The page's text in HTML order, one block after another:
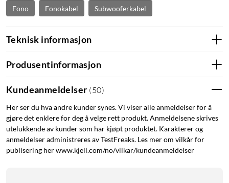
Fono Fonokabel Subwooferkabel
Teknisk informasjon
Produsentinformasjon
Kundeanmeldelser (50)
Her ser du hva andre kunder synes. Vi viser alle anmeldelser for å
gjøre det enklere for deg å velge rett produkt. Anmeldelsene skrives
utelukkende av kunder som har kjøpt produktet. Karakterer og
anmeldelser administreres av TestFreaks. Les mer om vilkår for
publisering her www.kjell.com/no/vilkar/kundeanmeldelser